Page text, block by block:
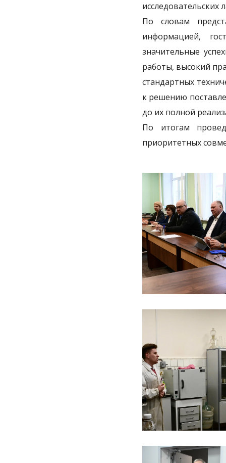
По словам
информацией,
значительные
работы, высокий
стандартных
к решению
до их полной
По итогам
приоритетных